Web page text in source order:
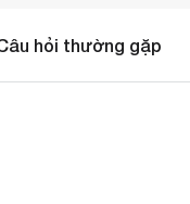
hỏi thường gặp